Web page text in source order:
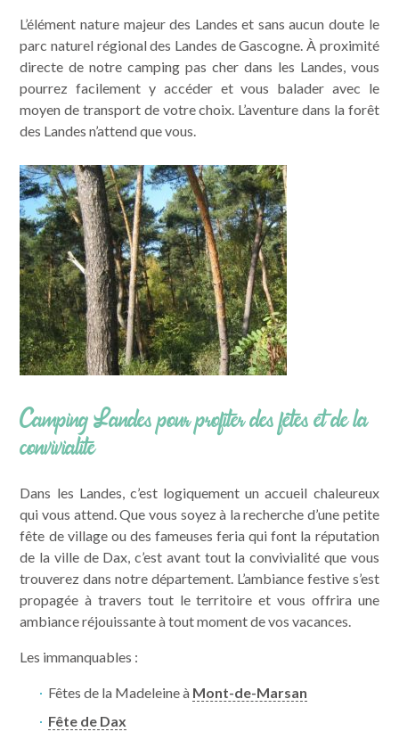
L’élément nature majeur des Landes et sans aucun doute le
parc naturel régional des Landes de Gascogne. À proximité
directe de notre camping pas cher dans les Landes, vous
pourrez facilement y accéder et vous balader avec le
moyen de transport de votre choix. L’aventure dans la forêt
des Landes n’attend que vous.
Camping Landes pour profiter des fêtes et de la
convivialité
Dans les Landes, c’est logiquement un accueil chaleureux
qui vous attend. Que vous soyez à la recherche d’une petite
fête de village ou des fameuses feria qui font la réputation
de la ville de Dax, c’est avant tout la convivialité que vous
trouverez dans notre département. L’ambiance festive s’est
propagée à travers tout le territoire et vous offrira une
ambiance réjouissante à tout moment de vos vacances.
Les immanquables :
Fêtes de la Madeleine à Mont-de-Marsan
Fête de Dax